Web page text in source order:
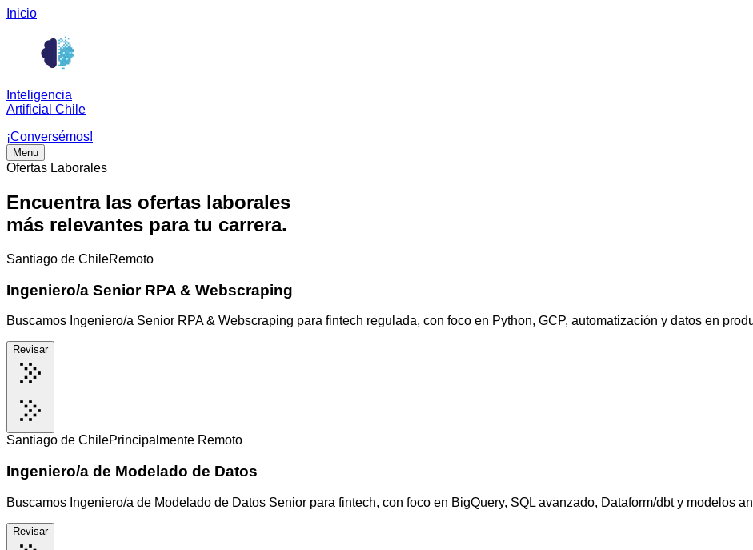
Inicio
Inteligencia
Artificial Chile
¡Conversémos!
Menu
Ofertas Laborales
Encuentra las ofertas laborales
más relevantes para tu carrera.
Santiago de ChileRemoto
Ingeniero/a Senior RPA & Webscraping
Buscamos Ingeniero/a Senior RPA & Webscraping para fintech regulada, con foco en Python, GCP, automatización y datos en
Revisar
Santiago de ChilePrincipalmente Remoto
Ingeniero/a de Modelado de Datos
Buscamos Ingeniero/a de Modelado de Datos Senior para fintech, con foco en BigQuery, SQL avanzado, Dataform/dbt y modelos
Revisar